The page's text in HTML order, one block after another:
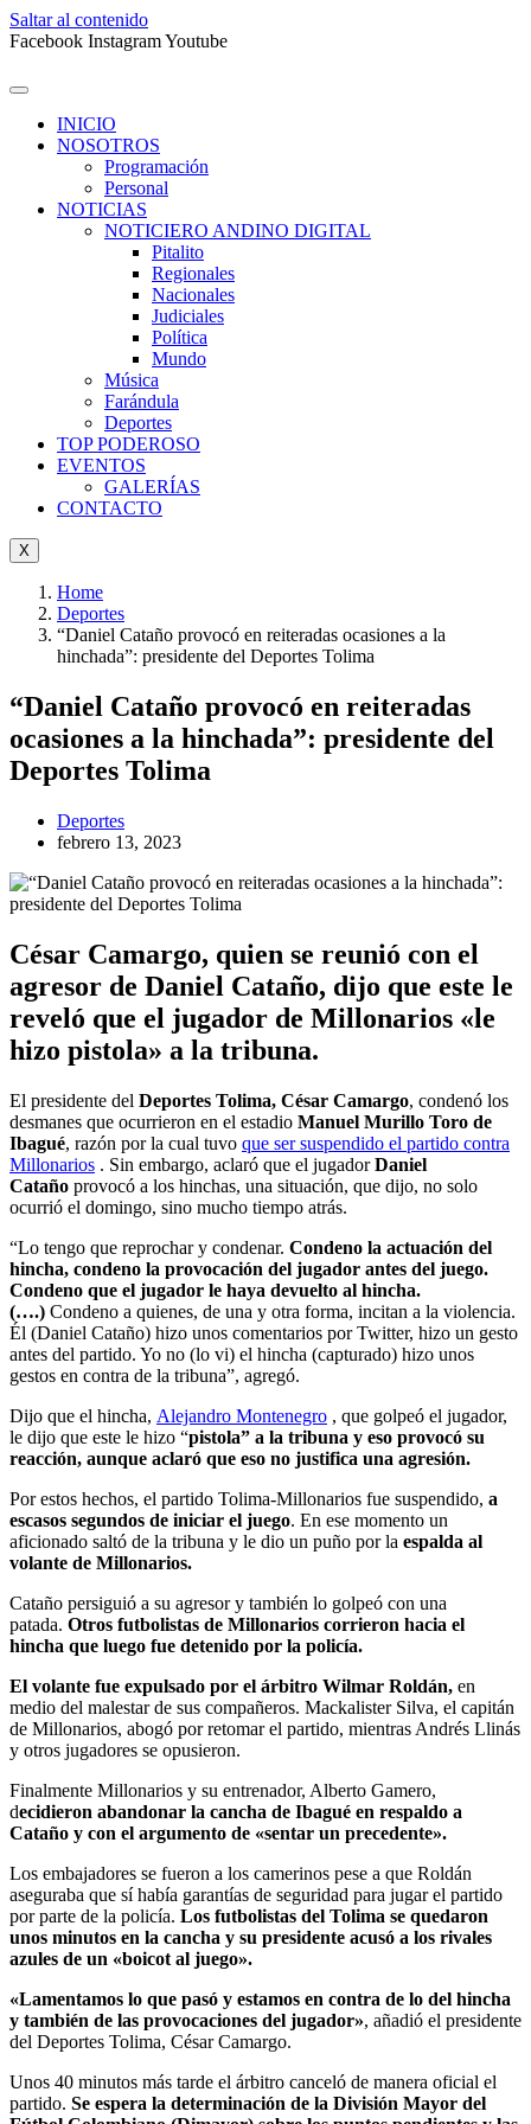
Saltar al contenido
Facebook InstagramYoutube
INICIO
NOSOTROS
Programación
Personal
NOTICIAS
NOTICIERO ANDINO DIGITAL
Pitalito
Regionales
Nacionales
Judiciales
Política
Mundo
Música
Farándula
Deportes
TOP PODEROSO
EVENTOS
GALERÍAS
CONTACTO
X
Home
Deportes
“Daniel Cataño provocó en reiteradas ocasiones a la
hinchada”: presidente del Deportes Tolima
“Daniel Cataño provocó en reiteradas
ocasiones a la hinchada”: presidente del
Deportes Tolima
Deportes
febrero 13, 2023
César Camargo, quien se reunió con el
agresor de Daniel Cataño, dijo que este le
reveló que el jugador de Millonarios «le
hizo pistola» a la tribuna.
El presidente del Deportes Tolima, César Camargo, condenó los
desmanes que ocurrieron en el estadio Manuel Murillo Toro de
Ibagué, razón por la cual tuvo que ser suspendido el partido contra
Millonarios . Sin embargo, aclaró que el jugadorDaniel
Cataño provocó a los hinchas, una situación, que dijo, no solo
ocurrió el domingo, sino mucho tiempo atrás.
“Lo tengo que reprochar y condenar. Condeno la actuación del
hincha, condeno la provocación del jugador antes del juego.
Condeno que el jugador le haya devuelto al hincha.
(….) Condeno a quienes, de una y otra forma, incitan a la violencia.
Él (Daniel Cataño) hizo unos comentarios por Twitter, hizo un gesto
antes del partido. Yo no (lo vi) el hincha (capturado) hizo unos
gestos en contra de la tribuna”, agregó.
Dijo que el hincha, Alejandro Montenegro , que golpeó el jugador,
le dijo que este le hizo “pistola” a la tribuna y eso provocó su
reacción, aunque aclaró que eso no justifica una agresión.
Por estos hechos, el partido Tolima-Millonarios fue suspendido, a
escasos segundos de iniciar el juego. En ese momento un
aficionado saltó de la tribuna y le dio un puño por la espalda al
volante de Millonarios.
Cataño persiguió a su agresor y también lo golpeó con una
patada. Otros futbolistas de Millonarios corrieron hacia el
hincha que luego fue detenido por la policía.
El volante fue expulsado por el árbitro Wilmar Roldán, en
medio del malestar de sus compañeros. Mackalister Silva, el capitán
de Millonarios, abogó por retomar el partido, mientras Andrés Llinás
y otros jugadores se opusieron.
Finalmente Millonarios y su entrenador, Alberto Gamero,
decidieron abandonar la cancha de Ibagué en respaldo a
Cataño y con el argumento de «sentar un precedente».
Los embajadores se fueron a los camerinos pese a que Roldán
aseguraba que sí había garantías de seguridad para jugar el partido
por parte de la policía. Los futbolistas del Tolima se quedaron
unos minutos en la cancha y su presidente acusó a los rivales
azules de un «boicot al juego».
«Lamentamos lo que pasó y estamos en contra de lo del hincha
y también de las provocaciones del jugador», añadió el presidente
del Deportes Tolima, César Camargo.
Unos 40 minutos más tarde el árbitro canceló de manera oficial el
partido. Se espera la determinación de la División Mayor del